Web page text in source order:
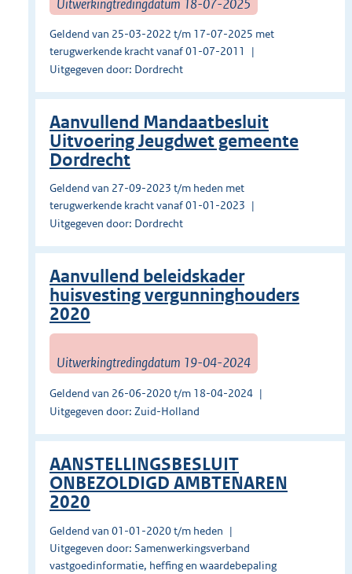
Uitwerkingtredingdatum 18-07-2025
Geldend van 25-03-2022 t/m 17-07-2025 met
terugwerkende kracht vanaf 01-07-2011
Uitgegeven door: Dordrecht
Aanvullend Mandaatbesluit
Uitvoering Jeugdwet gemeente
Dordrecht
Geldend van 27-09-2023 t/m heden met
terugwerkende kracht vanaf 01-01-2023
Uitgegeven door: Dordrecht
Aanvullend beleidskader
huisvesting vergunninghouders
2020
Uitwerkingtredingdatum 19-04-2024
Geldend van 26-06-2020 t/m 18-04-2024
Uitgegeven door: Zuid-Holland
AANSTELLINGSBESLUIT
ONBEZOLDIGD AMBTENAREN
2020
Geldend van 01-01-2020 t/m heden
Uitgegeven door: Samenwerkingsverband
vastgoedinformatie, heffing en waardebepaling